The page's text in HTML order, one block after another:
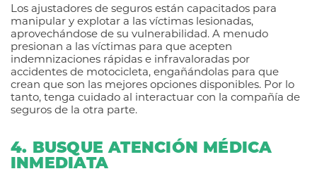
Los ajustadores de seguros están capacitados para
manipular y explotar a las víctimas lesionadas,
aprovechándose de su vulnerabilidad. A menudo
presionan a las víctimas para que acepten
indemnizaciones rápidas e infravaloradas por
accidentes de motocicleta, engañándolas para que
crean que son las mejores opciones disponibles. Por lo
tanto, tenga cuidado al interactuar con la compañía de
seguros de la otra parte.
4. BUSQUE ATENCIÓN MÉDICA
INMEDIATA